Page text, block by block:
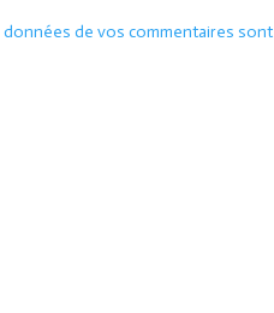
données de vos commentaires sont